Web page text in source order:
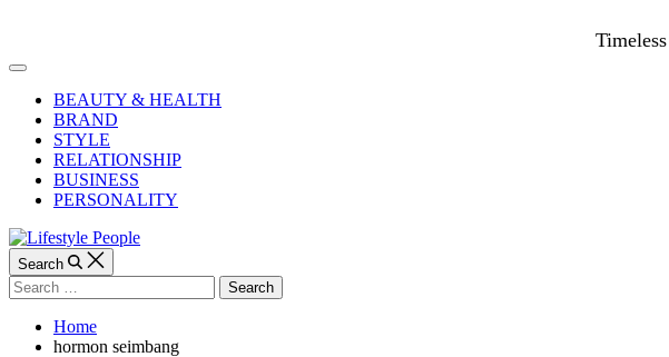
Off
CanvasBEAUTY & HEALTH
BRAND
STYLE
RELATIONSHIP
BUSINESS
PERSONALITY
Search
Search
for:
Home
hormon seimbang